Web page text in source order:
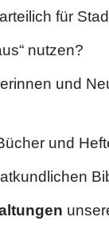
für
nutzen?
und
und